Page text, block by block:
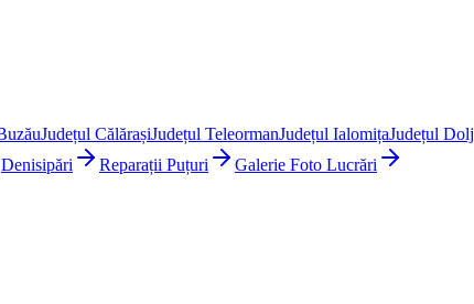
Județul CălărașiJudețul TeleormanJudețul IalomițaJudețul Dolj
Denisipări Reparații Puțuri Galerie Foto Lucrări